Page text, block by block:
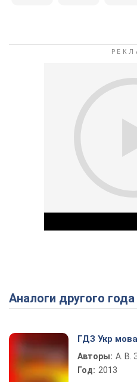
Аналоги другого
ГДЗ Укр
Авторы: А. В.
Год: 2013